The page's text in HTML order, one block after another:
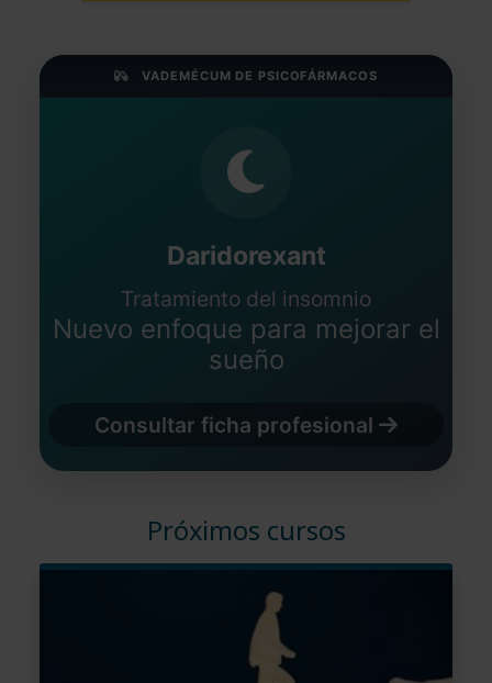
VADEMÉCUM DE PSICOFÁRMACOS
Daridorexant
Tratamiento del insomnio
Nuevo enfoque para mejorar el
sueño
Consultar ficha profesional
Próximos cursos